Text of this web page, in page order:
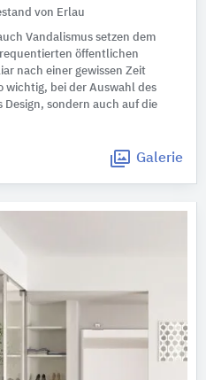
von Erlau
Vandalismus setzen dem
öffentlichen
nach einer gewissen Zeit
wichtig, bei der Auswahl des
sondern auch auf die
Galerie